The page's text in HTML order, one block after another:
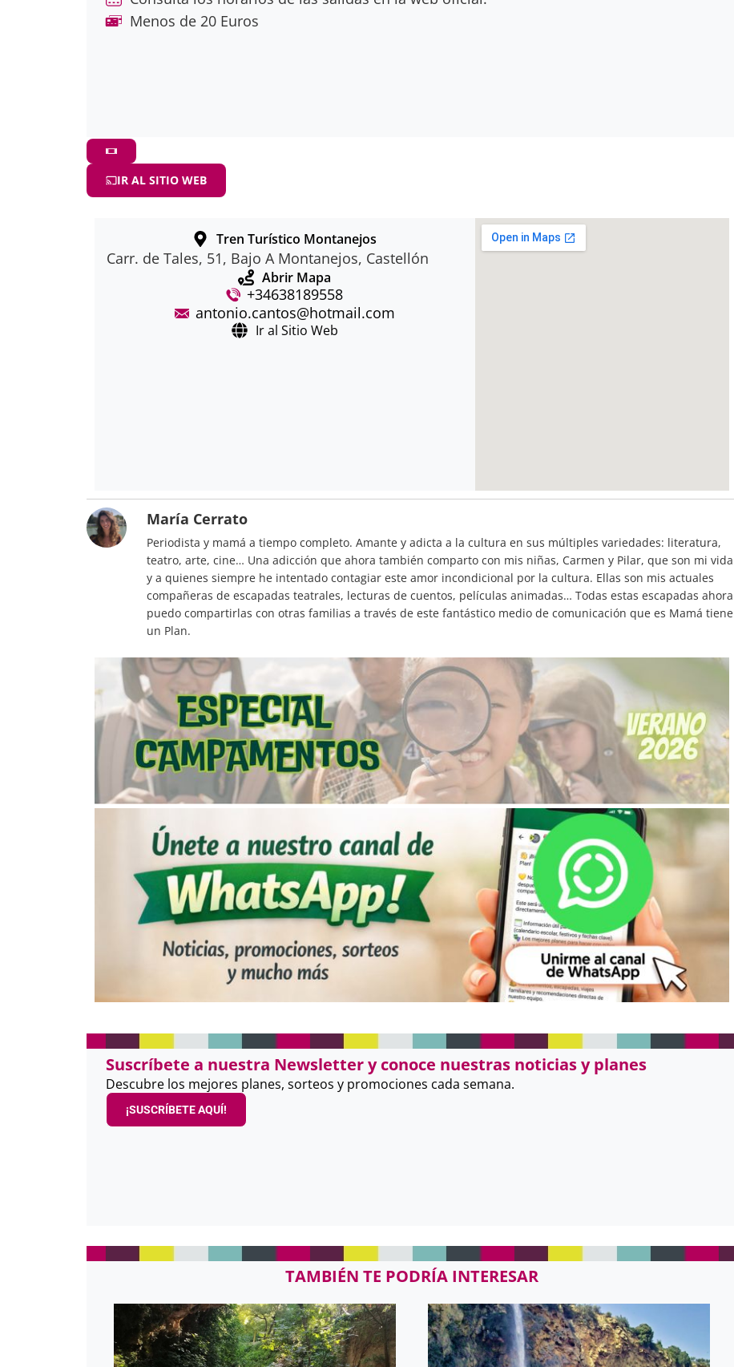
Menos de 20 Euros
IR AL SITIO WEB
Tren Turístico Montanejos
Carr. de Tales, 51, Bajo A Montanejos, Castellón
Abrir Mapa
+34638189558
antonio.cantos@hotmail.com
Ir al Sitio Web
María Cerrato
Periodista y mamá a tiempo completo. Amante y adicta a la cultura en sus múltiples variedades: literatura,
teatro, arte, cine… Una adicción que ahora también comparto con mis niñas, Carmen y Pilar, que son mi vida
y a quienes siempre he intentado contagiar este amor incondicional por la cultura. Ellas son mis actuales
compañeras de escapadas teatrales, lecturas de cuentos, películas animadas… Todas estas escapadas ahora
puedo compartirlas con otras familias a través de este fantástico medio de comunicación que es Mamá tiene
un Plan.
Suscríbete a nuestra Newsletter y conoce nuestras noticias y planes
Descubre los mejores planes, sorteos y promociones cada semana.
¡SUSCRÍBETE AQUÍ!
TAMBIÉN TE PODRÍA INTERESAR